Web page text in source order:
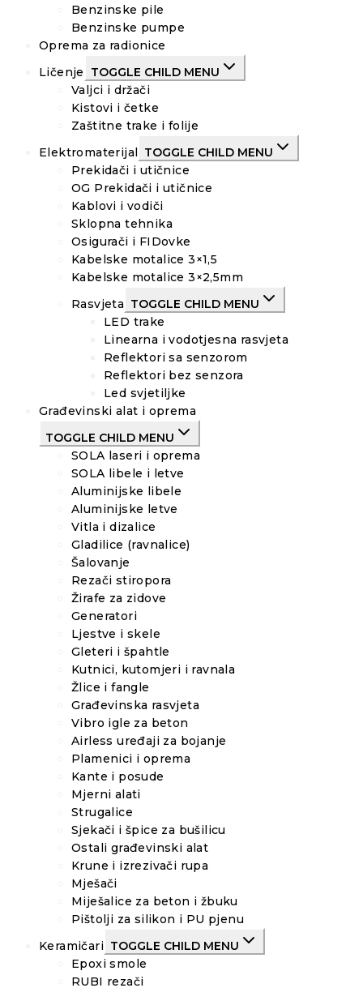
Benzinske pile
Benzinske pumpe
Oprema za radionice
Ličenje
TOGGLE CHILD MENU
Valjci i držači
Kistovi i četke
Zaštitne trake i folije
Elektromaterijal TOGGLE CHILD MENU
Prekidači i utičnice
OG Prekidači i utičnice
Kablovi i vodiči
Sklopna tehnika
Osigurači i FIDovke
Kabelske motalice 3×1,5
Kabelske motalice 3×2,5mm
Rasvjeta TOGGLE CHILD MENU
LED trake
Linearna i vodotjesna rasvjeta
Reflektori sa senzorom
Reflektori bez senzora
Led svjetiljke
Građevinski alat i oprema
TOGGLE CHILD MENU
SOLA laseri i oprema
SOLA libele i letve
Aluminijske libele
Aluminijske letve
Vitla i dizalice
Gladilice (ravnalice)
Šalovanje
Rezači stiropora
Žirafe za zidove
Generatori
Ljestve i skele
Gleteri i špahtle
Kutnici, kutomjeri i ravnala
Žlice i fangle
Građevinska rasvjeta
Vibro igle za beton
Airless uređaji za bojanje
Plamenici i oprema
Kante i posude
Mjerni alati
Strugalice
Sjekači i špice za bušilicu
Ostali građevinski alat
Krune i izrezivači rupa
Mješači
Miješalice za beton i žbuku
Pištolji za silikon i PU pjenu
Keramičari TOGGLE CHILD MENU
Epoxi smole
RUBI rezači